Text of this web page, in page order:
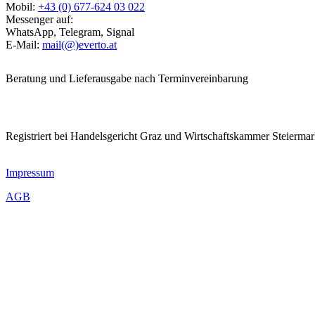
Mobil: +43 (0) 677-624 03 022
Messenger auf:
WhatsApp, Telegram, Signal
E-Mail: mail(@)everto.at
Beratung und Lieferausgabe nach Terminvereinbarung
Registriert bei Handelsgericht Graz und Wirtschaftskammer
Impressum
AGB